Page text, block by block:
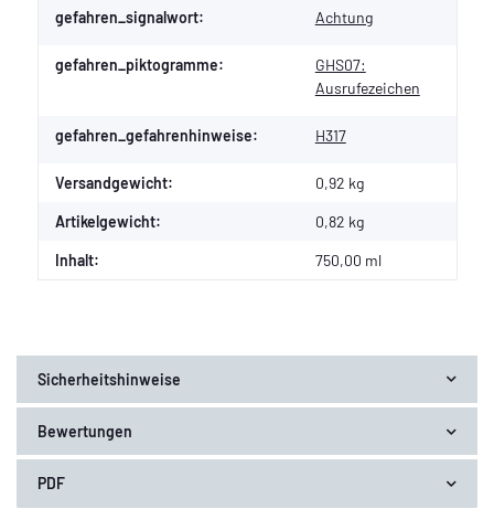
gefahren_signalwort: Achtung
gefahren_piktogramme:
GHS07:
Ausrufezeichen
gefahren_gefahrenhinweise: H317
Versandgewicht: 0,92 kg
Artikelgewicht: 0,82 kg
Inhalt: 750,00 ml
Sicherheitshinweise
Bewertungen
PDF